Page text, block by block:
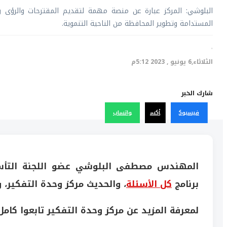
البلوشي: المركز عبارة عن منصة مهمة لتقديم المقترحات والرؤى
المستدامة وتطوير المحافظة من الناحية التنموية.
·
الثلاثاء,6 يونيو , 2023 5:12م
شارك الخبر
فيسبوك أكس واتساب
المهندس مصطفى البلوشي عضو اللجنة
برنامج كل الأسئلة، والحديث مركز وحدة
لمعرفة المزيد عن مركز وحدة التفكير تابعوا